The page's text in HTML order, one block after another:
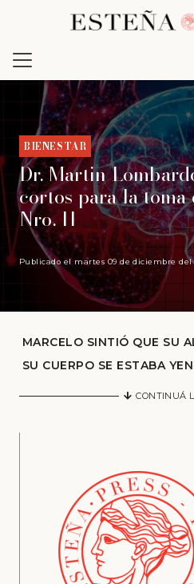
BIENESTAR
Dr. Martin
cortos para la
Nro. 11
Publicado el martes 09 de diciembre del
MARCELO SINTIÓ QUE SU
SU CUERPO SE ESTABA
CONTINUÁ